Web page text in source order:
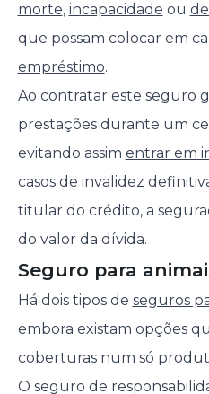
morte, incapacidade ou
que possam colocar em
empréstimo.
Ao contratar este seguro
prestações durante um
evitando assim entrar em
casos de invalidez
titular do crédito, a
do valor da dívida.
Seguro para
Há dois tipos de seguros
embora existam opções
coberturas num só
O seguro de